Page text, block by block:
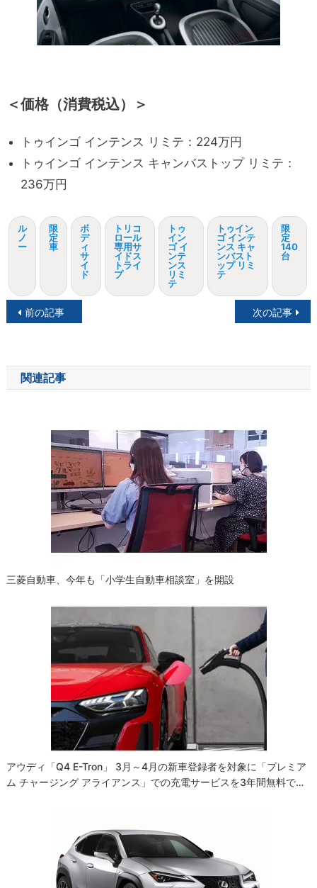
＜価格（消費税込）＞
トゥインゴ インテンス リミテ：224万円
トゥインゴ インテンス キャンバストップ リミテ：
236万円
ル
ノ
ー
限
定
車
ボ
デ
ィ
サ
イ
ド
トリコ
ロール
専用サ
イドス
トライ
プ
トゥ
イン
ゴ イ
ンテ
ンス
リミ
テ
トゥイン
ゴ インテ
ンス キャ
ンバスト
ップ リミ
テ
限
定
140
台
投
ナ
ビ
前の記事 次の記事
関連記事
三菱自動車、今年も「小学生自動車相談室」を開設
アウディ「Q4 E-Tron」 3月～4月の新車登録者を対象に「プレミア
ム チャージング アライアンス」での充電サービスを3年間無料で…